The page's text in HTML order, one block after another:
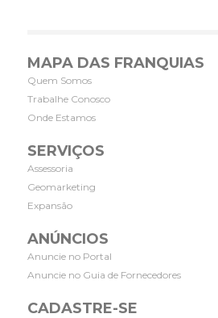
MAPA DAS FRANQUIAS
Quem Somos
Trabalhe Conosco
Onde Estamos
SERVIÇOS
Assessoria
Geomarketing
Expansão
ANÚNCIOS
Anuncie no Portal
Anuncie no Guia de Fornecedores
CADASTRE-SE